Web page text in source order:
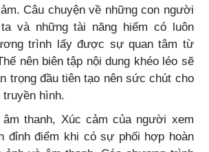
Câu chuyện về những con người
và những tài năng hiếm có luôn
trình lấy được sự quan tâm từ
nên biên tập nội dung khéo léo sẽ
trọng đầu tiên tạo nên sức chút cho
hình.
thanh, Xúc cảm của người xem
đỉnh điểm khi có sự phối hợp hoàn